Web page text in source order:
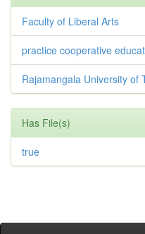
Faculty of Liberal Arts
practice cooperative
Rajamangala University of
Has File(s)
true